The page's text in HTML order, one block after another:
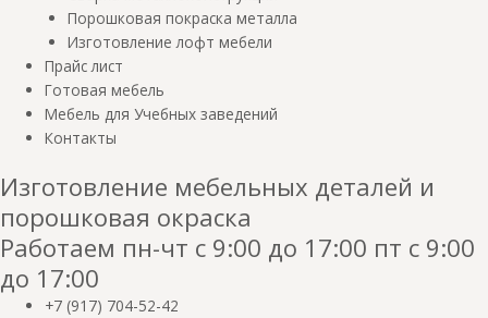
Порошковая покраска металла
Изготовление лофт мебели
Прайс лист
Готовая мебель
Мебель для Учебных заведений
Контакты
Изготовление мебельных деталей и
порошковая окраска
Работаем пн-чт с 9:00 до 17:00 пт с 9:00
до 17:00
+7 (917) 704-52-42